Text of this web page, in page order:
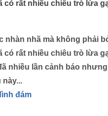
rất nhiều chiêu trò lừa
nhàn nhã mà không phải
rất nhiều chiêu trò lừa
nhiều lần cảnh báo
đám